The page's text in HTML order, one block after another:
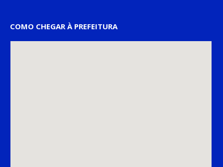
COMO CHEGAR À PREFEITURA